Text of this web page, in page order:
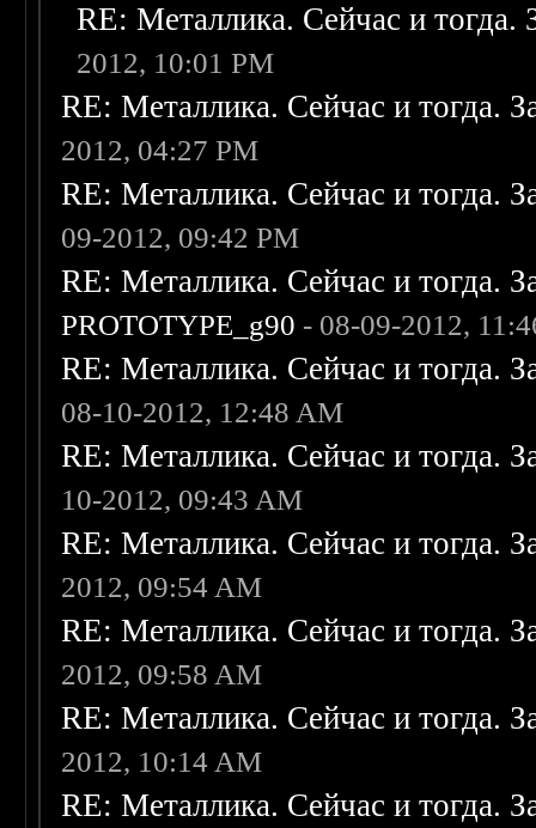
RE: Металлика. Сейчас и
2012, 10:01 PM
RE: Металлика. Сейчас и тогда.
2012, 04:27 PM
RE: Металлика. Сейчас и тогда.
09-2012, 09:42 PM
RE: Металлика. Сейчас и тогда.
PROTOTYPE_g90 - 08-09-2012,
RE: Металлика. Сейчас и тогда.
08-10-2012, 12:48 AM
RE: Металлика. Сейчас и тогда.
10-2012, 09:43 AM
RE: Металлика. Сейчас и тогда.
2012, 09:54 AM
RE: Металлика. Сейчас и тогда.
2012, 09:58 AM
RE: Металлика. Сейчас и тогда.
2012, 10:14 AM
RE: Металлика. Сейчас и тогда.